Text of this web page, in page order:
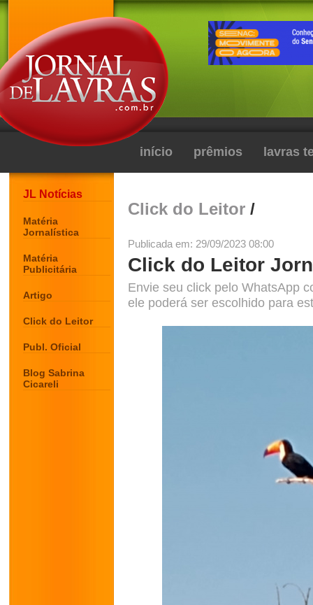
início prêmios lavras
JL Notícias
Matéria
Jornalística
Matéria
Publicitária
Artigo
Click do Leitor
Publ. Oficial
Blog Sabrina
Cicareli
Click do Leitor /
Publicada em: 29/09/2023 08:00
Click do Leitor
Envie seu click pelo WhatsApp
ele poderá ser escolhido para